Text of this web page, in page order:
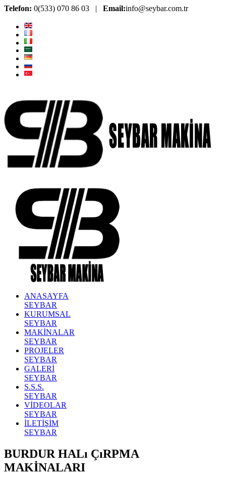
Telefon: 0(533) 070 86 03 | Email:info@seybar.com.tr
ANASAYFA
SEYBAR
KURUMSAL
SEYBAR
MAKİNALAR
SEYBAR
PROJELER
SEYBAR
GALERİ
SEYBAR
S.S.S.
SEYBAR
VİDEOLAR
SEYBAR
İLETİŞİM
SEYBAR
BURDUR HALı ÇıRPMA
MAKİNALARI